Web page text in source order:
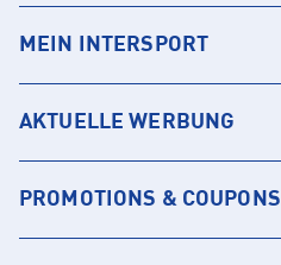
MEIN INTERSPORT
AKTUELLE WERBUNG
PROMOTIONS & COUPONS